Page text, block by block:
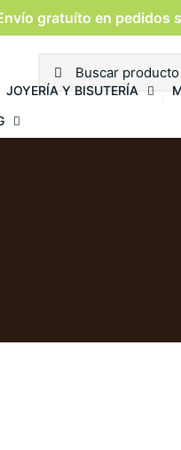
gratuíto en pedidos
JOYERÍA Y BISUTERÍA